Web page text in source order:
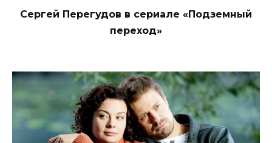
Сергей Перегудов в сериале «Подземный
переход»